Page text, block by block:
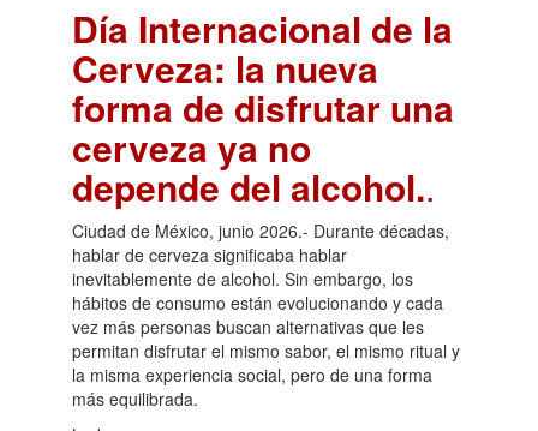
Día Internacional de la
Cerveza: la nueva
forma de disfrutar una
cerveza ya no
depende del alcohol..
Ciudad de México, junio 2026.- Durante décadas,
hablar de cerveza significaba hablar
inevitablemente de alcohol. Sin embargo, los
hábitos de consumo están evolucionando y cada
vez más personas buscan alternativas que les
permitan disfrutar el mismo sabor, el mismo ritual y
la misma experiencia social, pero de una forma
más equilibrada.